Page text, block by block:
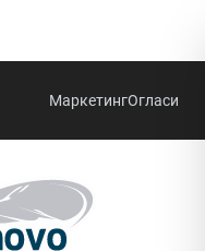
МаркетингОгласи